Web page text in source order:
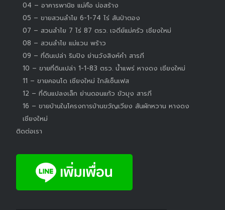
04 – อาคารพานิช แม่คือ บ่อสร้าง
05 – ขายสวนลำไย 6-1-74 ไร่ สันป่าตอง
07 – สวนลำไย 7 ไร่ 87 ตรว. เจดีย์แม่ครัว เชียงใหม่
08 – สวนลำไย แม่แวน พร้าว
09 – ที่ดินเปล่า ริมปิง ย่านวังสิงห์คำ สารภี
10 – ขายที่ดินเปล่า 1-1-83 ตรว. น้ำแพร่ หางดง เชียงใหม่
11 – ขายคอนโด เชียงใหม่ ใกล้เซ็นเฟส
12 – ที่ดินแปลงเล็ก ย่านดอนแก้ว ขัวมุง สารภี
16 – ขายบ้านในโครงการบ้านขวัญเวียง สันผักหวาน หางดง
เชียงใหม่
ติดต่อเรา